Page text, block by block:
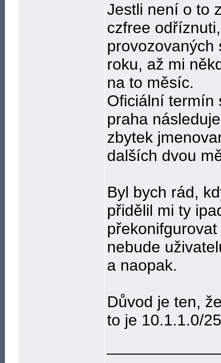
Jestli není o to
czfree
roku, až mi
na to měsíc.
Oficiální termín
praha
zbytek
dalších dvou
Byl bych rád,
přidělil mi ty
nebude
a naopak.
Důvod je ten,
to je 10.1.1.0/